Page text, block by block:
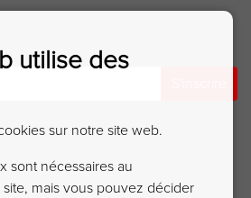
utilise des
sur notre site web.
sont nécessaires au
mais vous pouvez décider